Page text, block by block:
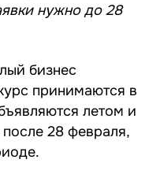
нужно до 28
бизнес
принимаются в
летом и
28 февраля,